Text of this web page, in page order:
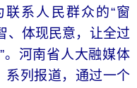
系人民群众的“窗
、体现民意，让全过
。河南省人大融媒体
系列报道，通过一个